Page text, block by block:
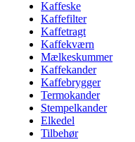
Kaffeske
Kaffefilter
Kaffetragt
Kaffekværn
Mælkeskummer
Kaffekander
Kaffebrygger
Termokander
Stempelkander
Elkedel
Tilbehør